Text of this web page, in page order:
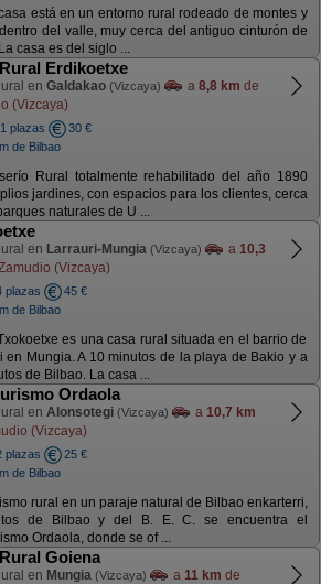
está en un entorno rural rodeado de montes y
del valle, muy cerca del antiguo cinturón de
casa es del siglo ...
Erdikoetxe
en Galdakao (Vizcaya) a 8,8 km de
(Vizcaya)
plazas
30 €
de Bilbao
Rural totalmente rehabilitado del año 1890
jardines, con espacios para los clientes, cerca
naturales de U ...
en Larrauri-Mungia (Vizcaya) a 10,3
(Vizcaya)
plazas
45 €
de Bilbao
es una casa rural situada en el barrio de
en Mungia. A 10 minutos de la playa de Bakio y a
de Bilbao. La casa ...
Ordaola
en Alonsotegi (Vizcaya) a 10,7 km
(Vizcaya)
plazas
25 €
de Bilbao
rural en un paraje natural de Bilbao enkarterri,
de Bilbao y del B. E. C. se encuentra el
Ordaola, donde se of ...
Goiena
en Mungia (Vizcaya) a 11 km de